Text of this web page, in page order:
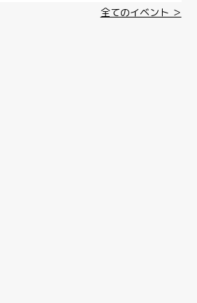
全てのイベント ＞